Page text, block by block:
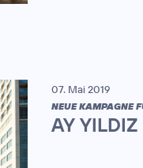
07. Mai 2019
NEUE KAMPAGNE
AY